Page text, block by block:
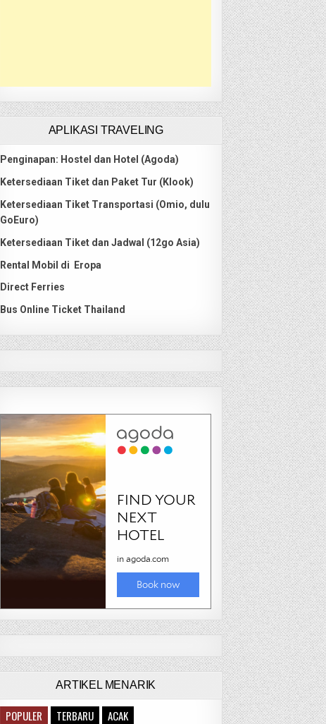
APLIKASI TRAVELING
Penginapan: Hostel dan Hotel (Agoda)
Ketersediaan Tiket dan Paket Tur (Klook)
Ketersediaan Tiket Transportasi (Omio, dulu
GoEuro)
Ketersediaan Tiket dan Jadwal (12go Asia)
Rental Mobil di Eropa
Direct Ferries
Bus Online Ticket Thailand
ARTIKEL MENARIK
POPULER TERBARU ACAK